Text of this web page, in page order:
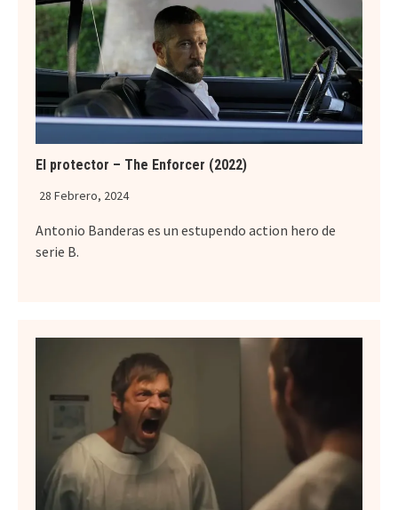
El protector – The Enforcer (2022)
28 Febrero, 2024
Antonio Banderas es un estupendo action hero de
serie B.